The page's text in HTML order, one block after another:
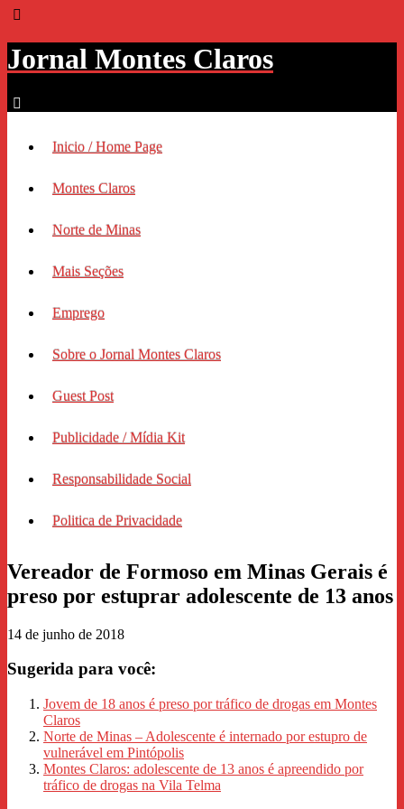
Jornal Montes Claros
Inicio / Home Page
Montes Claros
Norte de Minas
Mais Seções
Emprego
Sobre o Jornal Montes Claros
Guest Post
Publicidade / Mídia Kit
Responsabilidade Social
Politica de Privacidade
Vereador de Formoso em Minas Gerais é
preso por estuprar adolescente de 13 anos
14 de junho de 2018
Sugerida para você:
Jovem de 18 anos é preso por tráfico de drogas em Montes
Claros
Norte de Minas – Adolescente é internado por estupro de
vulnerável em Pintópolis
Montes Claros: adolescente de 13 anos é apreendido por
tráfico de drogas na Vila Telma